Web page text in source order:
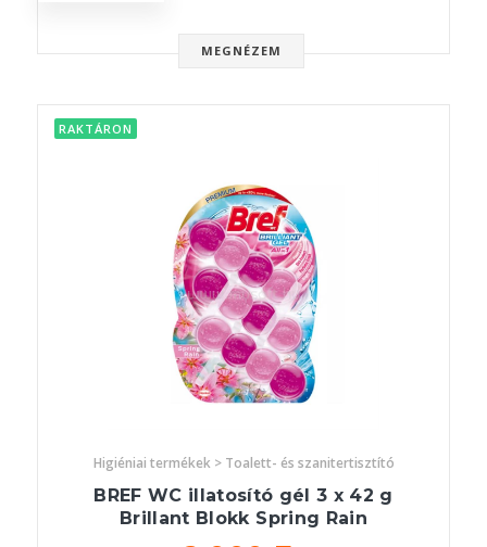
MEGNÉZEM
RAKTÁRON
Higiéniai termékek > Toalett- és szanitertisztító
BREF WC illatosító gél 3 x 42 g
Brillant Blokk Spring Rain